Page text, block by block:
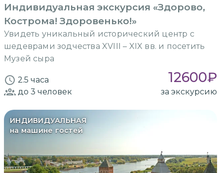
Индивидуальная экскурсия «Здорово,
Кострома! Здоровенько!»
Увидеть уникальный исторический центр с
шедеврами зодчества XVIII – XIX вв. и посетить
Музей сыра
2.5 часа 12600₽
до 3 человек за экскурсию
ИНДИВИДУАЛЬНАЯ
на машине гостей